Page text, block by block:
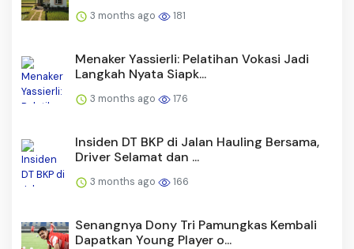
3 months ago 181
Menaker Yassierli: Pelatihan Vokasi Jadi
Langkah Nyata Siapk...
3 months ago 176
Insiden DT BKP di Jalan Hauling Bersama,
Driver Selamat dan ...
3 months ago 166
Senangnya Dony Tri Pamungkas Kembali
Dapatkan Young Player o...